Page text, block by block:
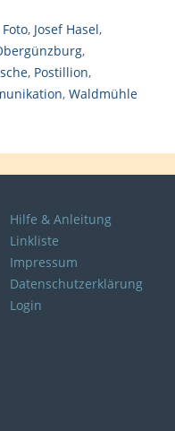
Foto, Josef Hasel,
,
, Postillion,
, Waldmühle
Hilfe & Anleitung
Linkliste
Impressum
Datenschutzerklärung
Login